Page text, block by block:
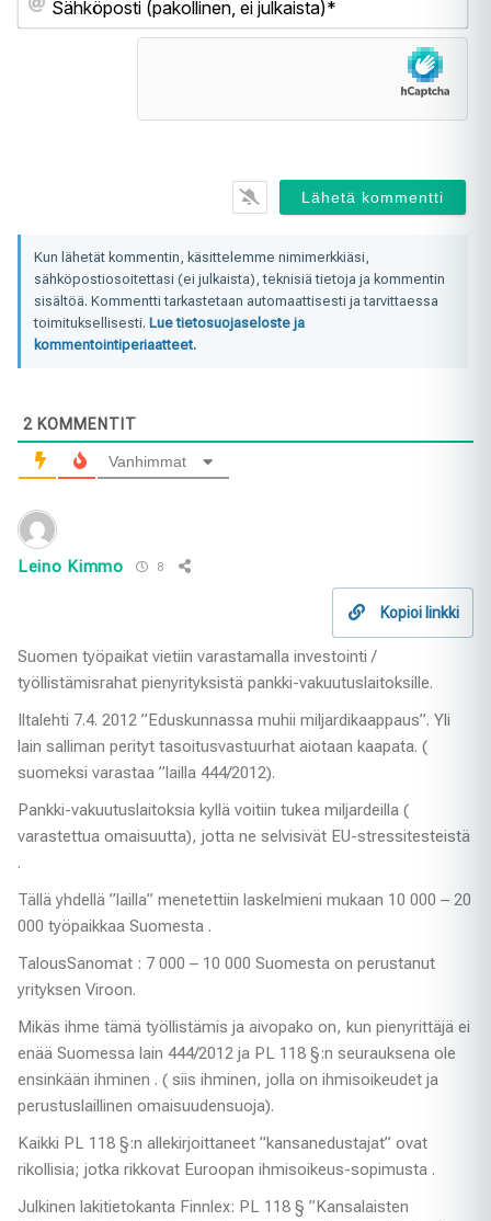
ei
Kun lähetät kommentin, käsittelemme nimimerkkiäsi,
sähköpostiosoitettasi (ei julkaista), teknisiä tietoja ja kommentin
sisältöä. Kommentti tarkastetaan automaattisesti ja tarvittaessa
toimituksellisesti. Lue tietosuojaseloste ja
kommentointiperiaatteet.
2 KOMMENTIT
Vanhimmat
Leino Kimmo 8
Kopioi linkki
Suomen työpaikat vietiin varastamalla investointi /
työllistämisrahat pienyrityksistä pankki-vakuutuslaitoksille.
Iltalehti 7.4. 2012 ”Eduskunnassa muhii miljardikaappaus”. Yli
lain salliman perityt tasoitusvastuurhat aiotaan kaapata. (
suomeksi varastaa ”lailla 444/2012).
Pankki-vakuutuslaitoksia kyllä voitiin tukea miljardeilla (
varastettua omaisuutta), jotta ne selvisivät EU-stressitesteistä
.
Tällä yhdellä ”lailla” menetettiin laskelmieni mukaan 10 000 – 20
000 työpaikkaa Suomesta .
TalousSanomat : 7 000 – 10 000 Suomesta on perustanut
yrityksen Viroon.
Mikäs ihme tämä työllistämis ja aivopako on, kun pienyrittäjä ei
enää Suomessa lain 444/2012 ja PL 118 §:n seurauksena ole
ensinkään ihminen . ( siis ihminen, jolla on ihmisoikeudet ja
perustuslaillinen omaisuudensuoja).
Kaikki PL 118 §:n allekirjoittaneet ”kansanedustajat” ovat
rikollisia; jotka rikkovat Euroopan ihmisoikeus-sopimusta .
Julkinen lakitietokanta Finnlex: PL 118 § ”Kansalaisten